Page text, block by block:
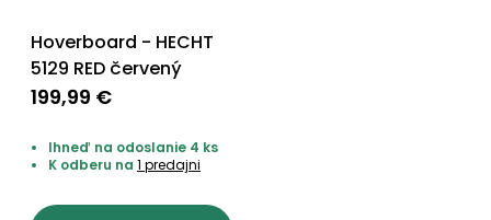
Hoverboard - HECHT
5129 RED červený
199,99 €
Ihneď na odoslanie 4 ks
K odberu na 1 predajni